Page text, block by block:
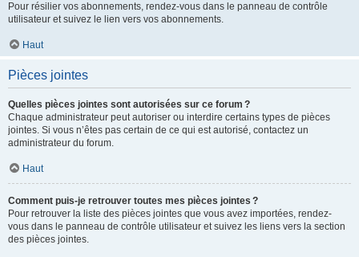
Pour résilier vos abonnements, rendez-vous dans le panneau de contrôle
utilisateur et suivez le lien vers vos abonnements.
Haut
Pièces jointes
Quelles pièces jointes sont autorisées sur ce forum ?
Chaque administrateur peut autoriser ou interdire certains types de pièces
jointes. Si vous n’êtes pas certain de ce qui est autorisé, contactez un
administrateur du forum.
Haut
Comment puis-je retrouver toutes mes pièces jointes ?
Pour retrouver la liste des pièces jointes que vous avez importées, rendez-
vous dans le panneau de contrôle utilisateur et suivez les liens vers la section
des pièces jointes.